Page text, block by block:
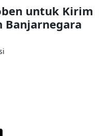
untuk Kirim
Banjarnegara